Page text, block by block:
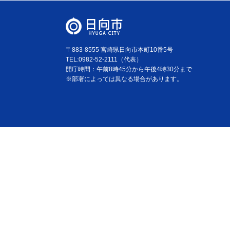
〒883-8555 宮崎県日向市本町10番5号
TEL:0982-52-2111（代表）
開庁時間：午前8時45分から午後4時30分まで
※部署によっては異なる場合があります。